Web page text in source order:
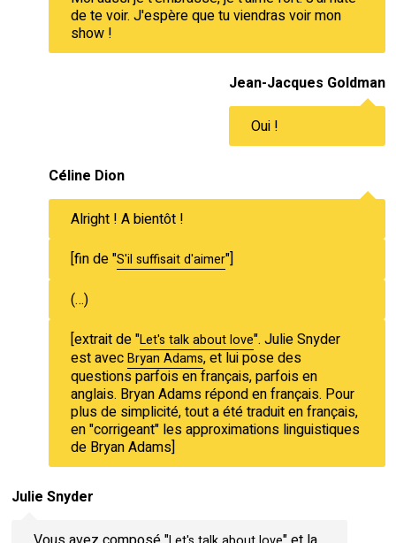
de te voir. J'espère que tu viendras voir mon
show !
Jean-Jacques Goldman
Oui !
Céline Dion
Alright ! A bientôt !
[fin de "S'il suffisait d'aimer"]
(…)
[extrait de "Let's talk about love". Julie Snyder
est avecBryan Adams, et lui pose des
questions parfois en français, parfois en
anglais. Bryan Adams répond en français. Pour
plus de simplicité, tout a été traduit en français,
en "corrigeant" les approximations linguistiques
de Bryan Adams]
Julie Snyder